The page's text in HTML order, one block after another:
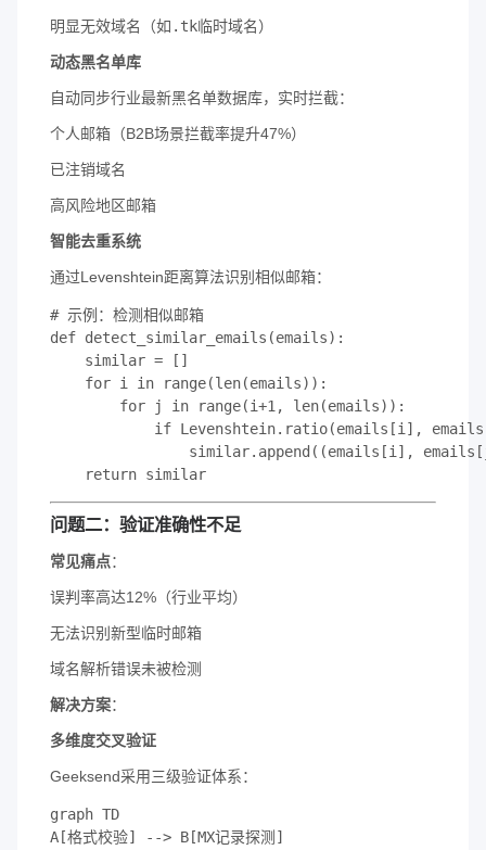
明显无效域名（如 .tk临时域名）
​动态黑名单库​
自动同步行业最新黑名单数据库，实时拦截：
个人邮箱（B2B场景拦截率提升47%）
已注销域名
高风险地区邮箱
​智能去重系统​
通过Levenshtein距离算法识别相似邮箱：
# 示例：检测相似邮箱
def detect_similar_emails(emails):
    similar = []
    for i in range(len(emails)):
        for j in range(i+1, len(emails)):
if Levenshtein.ratio(emails[i],
similar.append((emails[i],
    return similar
​问题二：验证准确性不足​
​常见痛点​​：
误判率高达12%（行业平均）
无法识别新型临时邮箱
域名解析错误未被检测
​解决方案​​：
​多维度交叉验证​
Geeksend采用三级验证体系：
graph TD
A[格式校验] --> B[MX记录探测]